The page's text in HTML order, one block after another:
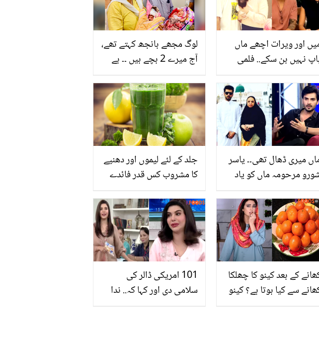
لوگ مجھے بانجھ کہتے تھے،
آج میرے 2 بچے ہیں ۔۔ بے
بعد جڑواں بچوں کی
پیدائش، ڈاکٹر نے جذباتی
پیغام دے دیا
اور ویرات اچھے ماں
نہیں بن سکے.. فلمی
شرما نے ایسا کیوں
جلد کے لئے لیموں اور دھنیے
کا مشروب کس قدر فائدے
میری ڈھال تھی۔۔ یاسر
مرحومہ ماں کو یاد
101 امریکی ڈالر کی
سلامی دی اور کہا کہ.. ندا
کے بعد کینو کا چھلکا
سے کیا ہوتا ہے؟ کینو